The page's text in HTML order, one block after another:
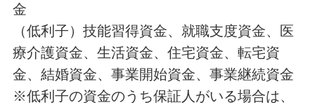
金
（低利子）技能習得資金、就職支度資金、医
療介護資金、生活資金、住宅資金、転宅資
金、結婚資金、事業開始資金、事業継続資金
※低利子の資金のうち保証人がいる場合は、